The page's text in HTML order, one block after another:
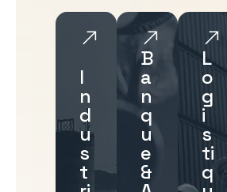
I
n
d
u
s
t
B
a
n
q
u
e
&
L
o
g
i
s
ti
q